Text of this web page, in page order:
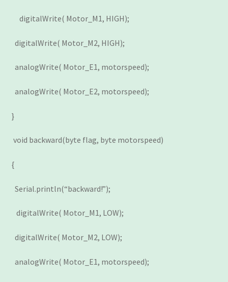
digitalWrite( Motor_M1, HIGH);
digitalWrite( Motor_M2, HIGH);
analogWrite( Motor_E1, motorspeed);
analogWrite( Motor_E2, motorspeed);
}
void backward(byte flag, byte motorspeed)
{
Serial.println(“backward!”);
digitalWrite( Motor_M1, LOW);
digitalWrite( Motor_M2, LOW);
analogWrite( Motor_E1, motorspeed);